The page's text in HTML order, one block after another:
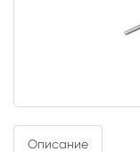
Описание